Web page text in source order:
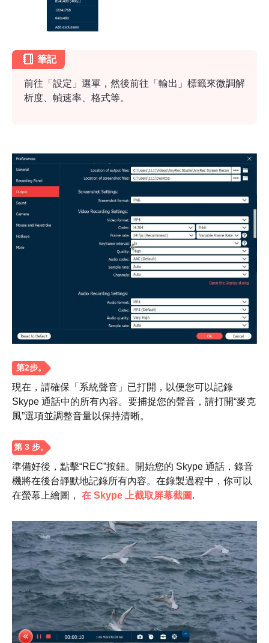
筆記
前往「設定」選單，然後前往「輸出」標籤來微調解
析度、幀速率、格式等。
現在，請確保「系統聲音」已打開，以便您可以記錄
Skype 通話中的所有內容。要捕捉您的聲音，請打開“麥克
風”選項並調整音量以保持清晰。
準備好後，點擊“REC”按鈕。開始您的 Skype 通話，錄音
機將在後台靜默地記錄所有內容。在錄製過程中，你可以
在螢幕上繪圖， 在 Skype 上截取屏幕截圖.